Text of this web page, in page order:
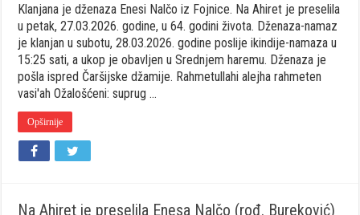
Klanjana je dženaza Enesi Nalčo iz Fojnice. Na Ahiret je preselila
u petak, 27.03.2026. godine, u 64. godini života. Dženaza-namaz
je klanjan u subotu, 28.03.2026. godine poslije ikindije-namaza u
15:25 sati, a ukop je obavljen u Srednjem haremu. Dženaza je
pošla ispred Čaršijske džamije. Rahmetullahi alejha rahmeten
vasi'ah Ožalošćeni: suprug …
Opširnije
Na Ahiret je preselila Enesa Nalčo (rođ. Bureković)